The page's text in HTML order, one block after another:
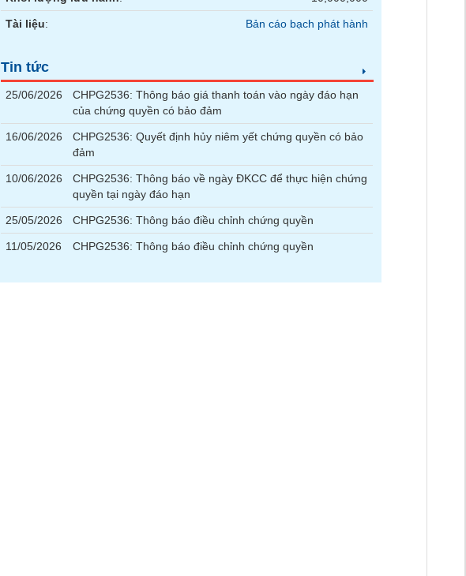
Tài liệu: Bản cáo bạch phát hành
Tin tức
25/06/2026
CHPG2536: Thông báo giá thanh toán vào ngày đáo hạn
của chứng quyền có bảo đảm
16/06/2026
CHPG2536: Quyết định hủy niêm yết chứng quyền có bảo
đảm
10/06/2026
CHPG2536: Thông báo về ngày ĐKCC để thực hiện chứng
quyền tại ngày đáo hạn
25/05/2026 CHPG2536: Thông báo điều chỉnh chứng quyền
11/05/2026 CHPG2536: Thông báo điều chỉnh chứng quyền